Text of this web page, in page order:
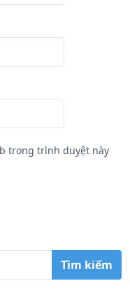
trong trình duyệt này